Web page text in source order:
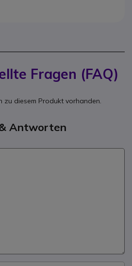
Fragen (FAQ)
zu diesem Produkt vorhanden.
Antworten